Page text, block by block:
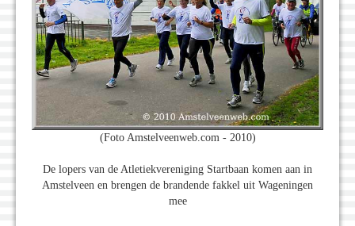
(Foto Amstelveenweb.com - 2010)
De lopers van de Atletiekvereniging Startbaan komen aan in
Amstelveen en brengen de brandende fakkel uit Wageningen
mee